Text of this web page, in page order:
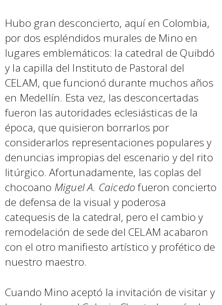
Hubo gran desconcierto, aquí en Colombia,
por dos espléndidos murales de Mino en
lugares emblemáticos: la catedral de Quibdó
y la capilla del Instituto de Pastoral del
CELAM, que funcionó durante muchos años
en Medellín. Esta vez, las desconcertadas
fueron las autoridades eclesiásticas de la
época, que quisieron borrarlos por
considerarlos representaciones populares y
denuncias impropias del escenario y del rito
litúrgico. Afortunadamente, las coplas del
chocoano Miguel A. Caicedofueron concierto
de defensa de la visual y poderosa
catequesis de la catedral, pero el cambio y
remodelación de sede del CELAM acabaron
con el otro manifiesto artístico y profético de
nuestro maestro.
Cuando Mino aceptó la invitación de visitar y